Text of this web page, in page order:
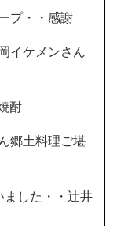
プ・・感謝
イケメンさん
酎
郷土料理ご堪
ました・・辻井